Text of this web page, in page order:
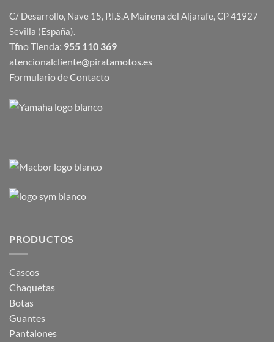
C/ Desarrollo, Nave 15, P.I.S.A Mairena del Aljarafe, CP 41927
Sevilla (España).
Tfno Tienda: 955 110 369
atencionalcliente@piratamotos.es
Formulario de Contacto
PRODUCTOS
Cascos
Chaquetas
Botas
Guantes
Pantalones